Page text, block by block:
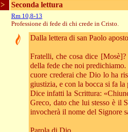
> Seconda lettura
Rm 10,8-13
Professione di fede di chi crede in Cristo.
Dalla lettera di san Paolo
Fratelli, che cosa dice
della fede che noi
cuore crederai che Dio lo ha
giustizia, e con la bocca si fa
Dice infatti la Scrittura:
Greco, dato che lui stesso è il
invocherà il nome del Signore